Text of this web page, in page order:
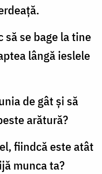
să se bage la tine
lângă ieslele
de gât şi să
arătură?
fiindcă este atât
munca ta?